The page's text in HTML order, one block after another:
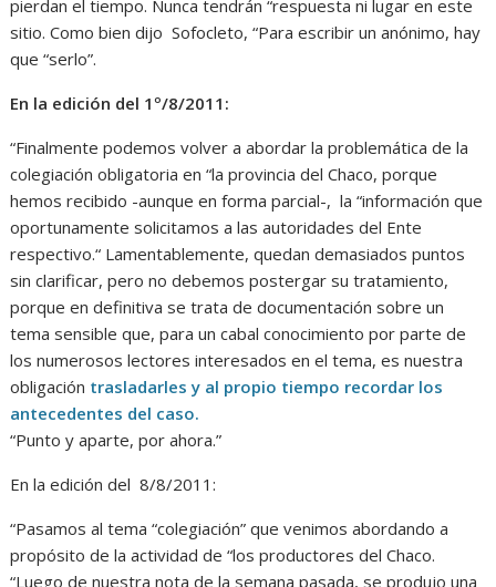
pierdan el tiempo. Nunca tendrán “respuesta ni lugar en este
sitio. Como bien dijo Sofocleto, “Para escribir un anónimo, hay
que “serlo”.
En la edición del 1º/8/2011:
“Finalmente podemos volver a abordar la problemática de la
colegiación obligatoria en “la provincia del Chaco, porque
hemos recibido -aunque en forma parcial-, la “información que
oportunamente solicitamos a las autoridades del Ente
respectivo.“ Lamentablemente, quedan demasiados puntos
sin clarificar, pero no debemos postergar su tratamiento,
porque en definitiva se trata de documentación sobre un
tema sensible que, para un cabal conocimiento por parte de
los numerosos lectores interesados en el tema, es nuestra
obligación trasladarles y al propio tiempo recordar los
antecedentes del caso.
“Punto y aparte, por ahora.”
En la edición del 8/8/2011:
“Pasamos al tema “colegiación” que venimos abordando a
propósito de la actividad de “los productores del Chaco.
“Luego de nuestra nota de la semana pasada, se produjo una